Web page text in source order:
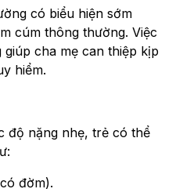
có biểu hiện sớm
cúm thông thường. Việc
cha mẹ can thiệp kịp
hiểm.
độ nặng nhẹ, trẻ có thể
đờm).